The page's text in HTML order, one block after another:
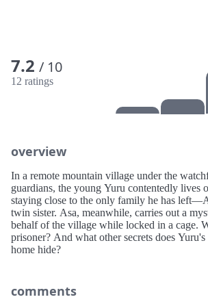
7.2 / 10
12 ratings
overview
In a remote mountain village under the
guardians, the young Yuru contentedly lives
staying close to the only family he has
twin sister. Asa, meanwhile, carries out a
behalf of the village while locked in a cage.
prisoner? And what other secrets does
home hide?
comments